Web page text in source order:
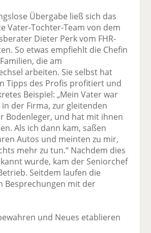
Übergabe ließ sich das
Vater-Tochter-Team von dem
Dieter Perk vom FHR-
So etwas empfiehlt die Chefin
die am
arbeiten. Sie selbst hat
Tipps des Profis profitiert und
Beispiel: „Mein Vater war
der Firma, zur gleitenden
Bodenleger, und hat mit ihnen
Als ich dann kam, saßen
Autos und meinten zu mir,
mehr zu tun.“ Nachdem dies
wurde, kam der Seniorchef
Seitdem laufen die
Besprechungen mit der
und Neues etablieren